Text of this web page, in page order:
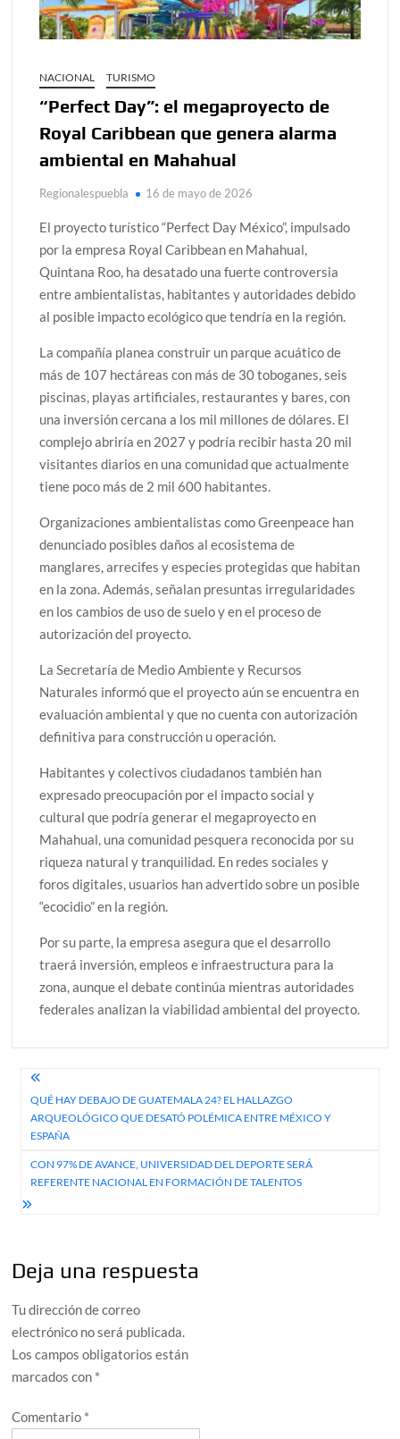
NACIONAL TURISMO
“Perfect Day”: el megaproyecto de
Royal Caribbean que genera alarma
ambiental en Mahahual
Regionalespuebla 16 de mayo de 2026
El proyecto turístico “Perfect Day México”, impulsado
por la empresa Royal Caribbeanen Mahahual,
Quintana Roo, ha desatado una fuerte controversia
entre ambientalistas, habitantes y autoridades debido
al posible impacto ecológico que tendría en la región.
La compañía planea construir un parque acuático de
más de 107 hectáreas con más de 30 toboganes, seis
piscinas, playas artificiales, restaurantes y bares, con
una inversión cercana a los mil millones de dólares. El
complejo abriría en 2027 y podría recibir hasta 20 mil
visitantes diarios en una comunidad que actualmente
tiene poco más de 2 mil 600 habitantes.
Organizaciones ambientalistas comoGreenpeace han
denunciado posibles daños al ecosistema de
manglares, arrecifes y especies protegidas que habitan
en la zona. Además, señalan presuntas irregularidades
en los cambios de uso de suelo y en el proceso de
autorización del proyecto.
La Secretaría de Medio Ambiente y Recursos
Naturales informó que el proyecto aún se encuentra en
evaluación ambiental y que no cuenta con autorización
definitiva para construcción u operación.
Habitantes y colectivos ciudadanos también han
expresado preocupación por el impacto social y
cultural que podría generar el megaproyecto en
Mahahual, una comunidad pesquera reconocida por su
riqueza natural y tranquilidad. En redes sociales y
foros digitales, usuarios han advertido sobre un posible
“ecocidio” en la región.
Por su parte, la empresa asegura que el desarrollo
traerá inversión, empleos e infraestructura para la
zona, aunque el debate continúa mientras autoridades
federales analizan la viabilidad ambiental del proyecto.
Navegación
de
entradas
QUÉ HAY DEBAJO DE GUATEMALA 24? EL HALLAZGO
ARQUEOLÓGICO QUE DESATÓ POLÉMICA ENTRE MÉXICO Y
ESPAÑA
CON 97% DE AVANCE, UNIVERSIDAD DEL DEPORTE SERÁ
REFERENTE NACIONAL EN FORMACIÓN DE TALENTOS
Deja una respuesta
Tu dirección de correo
electrónico no será publicada.
Los campos obligatorios están
marcados con *
Comentario *